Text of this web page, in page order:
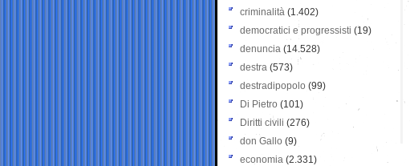
criminalità (1.402)
democratici e progressisti (19)
denuncia (14.528)
destra (573)
destradipopolo (99)
Di Pietro (101)
Diritti civili (276)
don Gallo (9)
economia (2.331)